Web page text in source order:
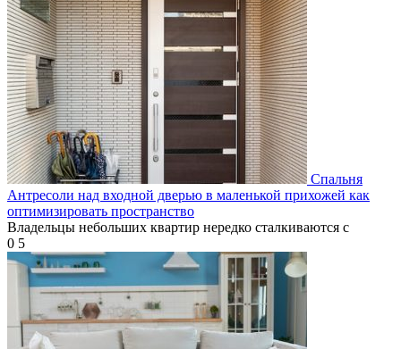
Спальня
Антресоли над входной дверью в маленькой прихожей как
оптимизировать пространство
Владельцы небольших квартир нередко сталкиваются с
0 5